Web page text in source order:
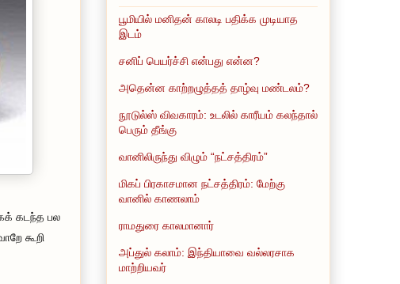
கடந்த பல
கூறி
பூமியில் மனிதன் காலடி பதிக்க முடியாத
இடம்
சனிப் பெயர்ச்சி என்பது என்ன?
அதென்ன காற்றழுத்தத் தாழ்வு மண்டலம்?
நூடுல்ஸ் விவகாரம்: உடலில் காரீயம் கலந்தால்
பெரும் தீங்கு
வானிலிருந்து விழும் “நட்சத்திரம்”
மிகப் பிரகாசமான நட்சத்திரம்: மேற்கு
வானில் காணலாம்
ராமதுரை காலமானார்
அப்துல் கலாம்: இந்தியாவை வல்லரசாக
மாற்றியவர்